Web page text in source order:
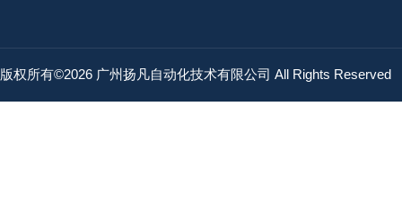
版权所有©2026 广州扬凡自动化技术有限公司 All Rights Reserved